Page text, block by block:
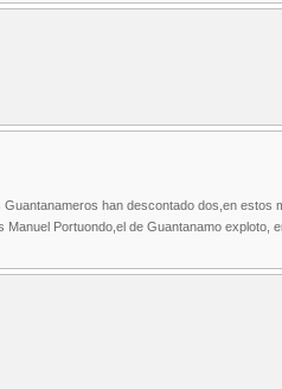
han descontado dos,en estos
Portuondo,el de Guantanamo exploto,